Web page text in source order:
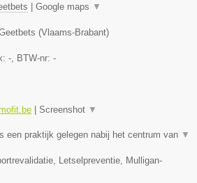
| Google maps ▼
(Vlaams-Brabant)
- , BTW-nr: -
| Screenshot ▼
een praktijk gelegen nabij het centrum van ▼
Letselpreventie, Mulligan-